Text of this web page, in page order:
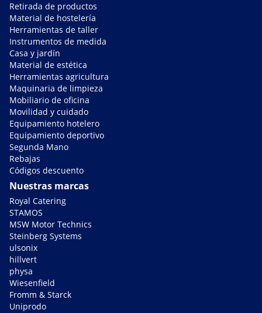
Retirada de productos
Material de hostelería
Herramientas de taller
Instrumentos de medida
Casa y jardín
Material de estética
Herramientas agricultura
Maquinaria de limpieza
Mobiliario de oficina
Movilidad y cuidado
Equipamiento hotelero
Equipamiento deportivo
Segunda Mano
Rebajas
Códigos descuento
Nuestras marcas
Royal Catering
STAMOS
MSW Motor Technics
Steinberg Systems
ulsonix
hillvert
physa
Wiesenfield
Fromm & Starck
Uniprodo